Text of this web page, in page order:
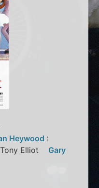
Heywood :
Elliot Gary